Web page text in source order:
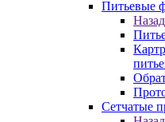
Питьевые
Назад
Сетчатые